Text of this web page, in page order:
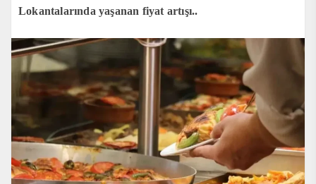
Lokantalarında yaşanan fiyat artışı..